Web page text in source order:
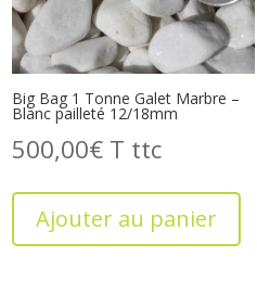
Big Bag 1 Tonne Galet Marbre –
Blanc pailleté 12/18mm
500,00€ T
Ajouter au panier